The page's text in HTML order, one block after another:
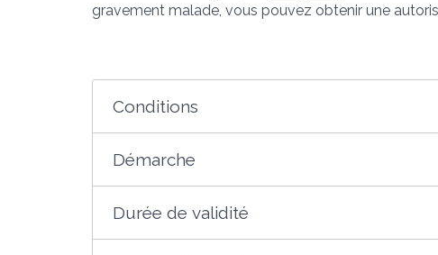
gravement malade, vous pouvez obtenir une
Conditions
Démarche
Durée de validité